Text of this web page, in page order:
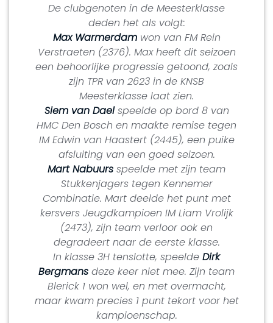
De clubgenoten in de Meesterklasse
deden het als volgt:
Max Warmerdamwon van FM Rein
Verstraeten (2376). Max heeft dit seizoen
een behoorlijke progressie getoond, zoals
zijn TPR van 2623 in de KNSB
Meesterklasse laat zien.
Siem van Daelspeelde op bord 8 van
HMC Den Bosch en maakte remise tegen
IM Edwin van Haastert (2445), een puike
afsluiting van een goed seizoen.
Mart Nabuurs speelde met zijn team
Stukkenjagers tegen Kennemer
Combinatie. Mart deelde het punt met
kersvers Jeugdkampioen IM Liam Vrolijk
(2473), zijn team verloor ook en
degradeert naar de eerste klasse.
In klasse 3H tenslotte, speelde Dirk
Bergmans deze keer niet mee. Zijn team
Blerick 1 won wel, en met overmacht,
maar kwam precies 1 punt tekort voor het
kampioenschap.